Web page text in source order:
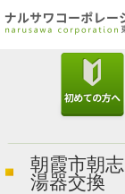
朝霞市朝
湯器交換